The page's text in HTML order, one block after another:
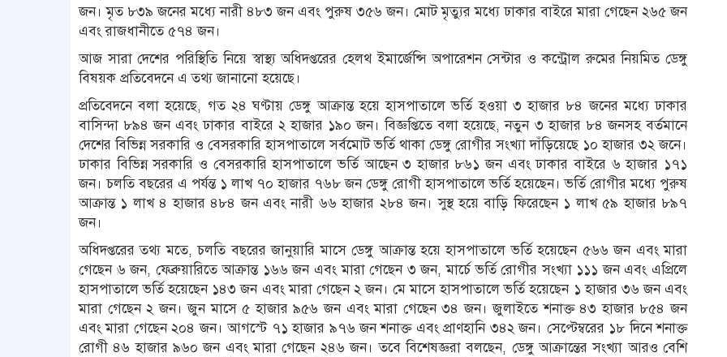
জন। মৃত ৮৩৯ জনের মধ্যে নারী ৪৮৩ জন এবং পুরুষ ৩৫৬ জন। মোট মৃত্যুর মধ্যে ঢাকার বাইরে মারা গেছেন ২৬৫ জন
এবং রাজধানীতে ৫৭৪ জন।
আজ সারা দেশের পরিস্থিতি নিয়ে স্বাস্থ্য অধিদপ্তরের হেলথ ইমার্জেন্সি অপারেশন সেন্টার ও কন্ট্রোল রুমের নিয়মিত ডেঙ্গু
বিষয়ক প্রতিবেদনে এ তথ্য জানানো হয়েছে।
প্রতিবেদনে বলা হয়েছে, গত ২৪ ঘণ্টায় ডেঙ্গু আক্রান্ত হয়ে হাসপাতালে ভর্তি হওয়া ৩ হাজার ৮৪ জনের মধ্যে ঢাকার
বাসিন্দা ৮৯৪ জন এবং ঢাকার বাইরে ২ হাজার ১৯০ জন। বিজ্ঞপ্তিতে বলা হয়েছে, নতুন ৩ হাজার ৮৪ জনসহ বর্তমানে
দেশের বিভিন্ন সরকারি ও বেসরকারি হাসপাতালে সর্বমোট ভর্তি থাকা ডেঙ্গু রোগীর সংখ্যা দাঁড়িয়েছে ১০ হাজার ৩২ জনে।
ঢাকার বিভিন্ন সরকারি ও বেসরকারি হাসপাতালে ভর্তি আছেন ৩ হাজার ৮৬১ জন এবং ঢাকার বাইরে ৬ হাজার ১৭১
জন। চলতি বছরের এ পর্যন্ত ১ লাখ ৭০ হাজার ৭৬৮ জন ডেঙ্গু রোগী হাসপাতালে ভর্তি হয়েছেন। ভর্তি রোগীর মধ্যে পুরুষ
আক্রান্ত ১ লাখ ৪ হাজার ৪৮৪ জন এবং নারী ৬৬ হাজার ২৮৪ জন। সুস্থ হয়ে বাড়ি ফিরেছেন ১ লাখ ৫৯ হাজার ৮৯৭
জন।
অধিদপ্তরের তথ্য মতে, চলতি বছরের জানুয়ারি মাসে ডেঙ্গু আক্রান্ত হয়ে হাসপাতালে ভর্তি হয়েছেন ৫৬৬ জন এবং মারা
গেছেন ৬ জন, ফেব্রুয়ারিতে আক্রান্ত ১৬৬ জন এবং মারা গেছেন ৩ জন, মার্চে ভর্তি রোগীর সংখ্যা ১১১ জন এবং এপ্রিলে
হাসপাতালে ভর্তি হয়েছেন ১৪৩ জন এবং মারা গেছেন ২ জন। মে মাসে হাসপাতালে ভর্তি হয়েছেন ১ হাজার ৩৬ জন এবং
মারা গেছেন ২ জন। জুন মাসে ৫ হাজার ৯৫৬ জন এবং মারা গেছেন ৩৪ জন। জুলাইতে শনাক্ত ৪৩ হাজার ৮৫৪ জন
এবং মারা গেছেন ২০৪ জন। আগস্টে ৭১ হাজার ৯৭৬ জন শনাক্ত এবং প্রাণহানি ৩৪২ জন। সেপ্টেম্বরের ১৮ দিনে শনাক্ত
রোগী ৪৬ হাজার ৯৬০ জন এবং মারা গেছেন ২৪৬ জন। তবে বিশেষজ্ঞরা বলছেন, ডেঙ্গু আক্রান্তের সংখ্যা আরও বেশি